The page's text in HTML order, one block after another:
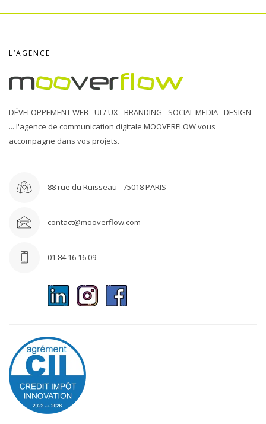
L’AGENCE
DÉVELOPPEMENT WEB - UI / UX - BRANDING - SOCIAL MEDIA - DESIGN
... l'agence de communication digitale MOOVERFLOW vous
accompagne dans vos projets.
88 rue du Ruisseau - 75018 PARIS
contact@mooverflow.com
01 84 16 16 09